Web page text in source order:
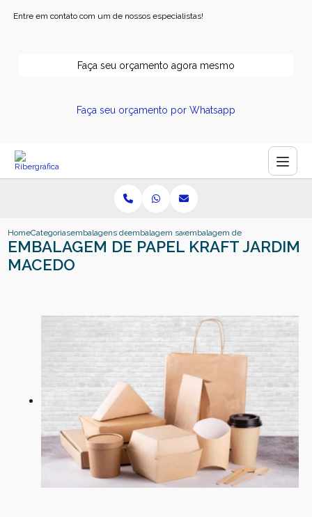
Entre em contato com um de nossos especialistas!
Faça seu orçamento agora mesmo
Faça seu orçamento por Whatsapp
HomeCategoriasembalagens de papelembalagem sacola de papelembalagem de papel kraft jardim
EMBALAGEM DE PAPEL KRAFT JARDIM
MACEDO